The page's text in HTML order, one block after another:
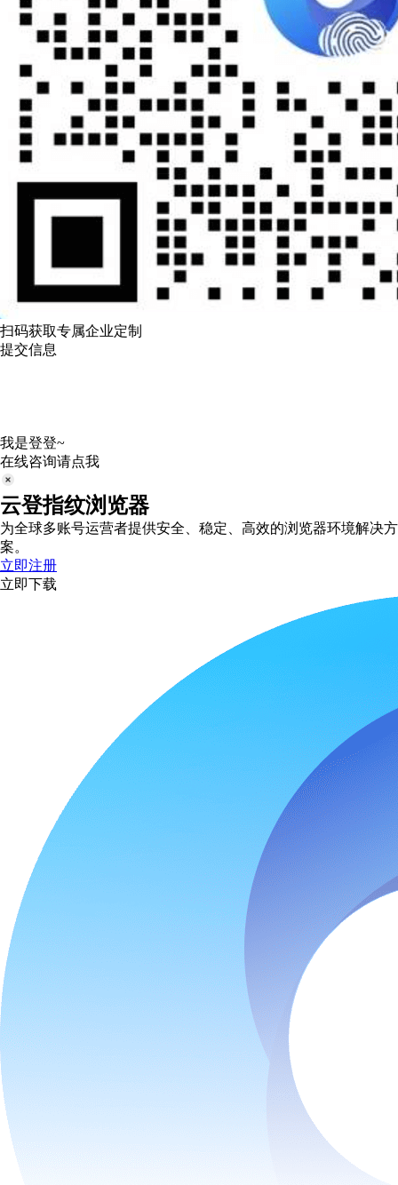
扫码获取专属企业定制
提交信息
我是登登~
在线咨询请点我
云登指纹浏览器
为全球多账号运营者提供安全、稳定、高效的浏览器环境解决方
案。
立即注册
立即下载